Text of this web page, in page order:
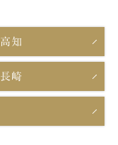
高知
長崎